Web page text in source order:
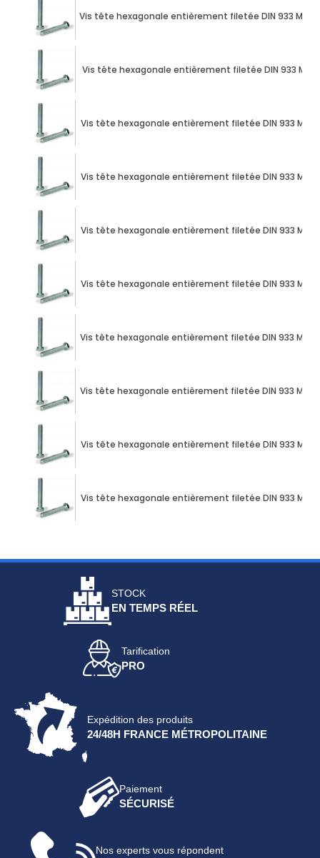
Vis tête hexagonale entièrement filetée DIN 933 M10
Vis tête hexagonale entièrement filetée DIN 933 M10
Vis tête hexagonale entièrement filetée DIN 933 M10
Vis tête hexagonale entièrement filetée DIN 933 M10
Vis tête hexagonale entièrement filetée DIN 933 M10
Vis tête hexagonale entièrement filetée DIN 933 M10
Vis tête hexagonale entièrement filetée DIN 933 M10
Vis tête hexagonale entièrement filetée DIN 933 M10
Vis tête hexagonale entièrement filetée DIN 933 M10
Vis tête hexagonale entièrement filetée DIN 933 M10
STOCK
EN TEMPS RÉEL
Tarification
PRO
Expédition des produits
24/48H FRANCE MÉTROPOLITAINE
Paiement
SÉCURISÉ
Nos experts vous répondent